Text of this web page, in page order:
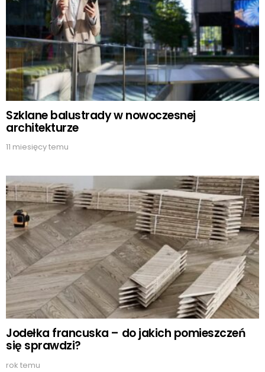
Szklane balustrady w nowoczesnej
architekturze
11 miesięcy temu
Jodełka francuska – do jakich pomieszczeń
się sprawdzi?
rok temu